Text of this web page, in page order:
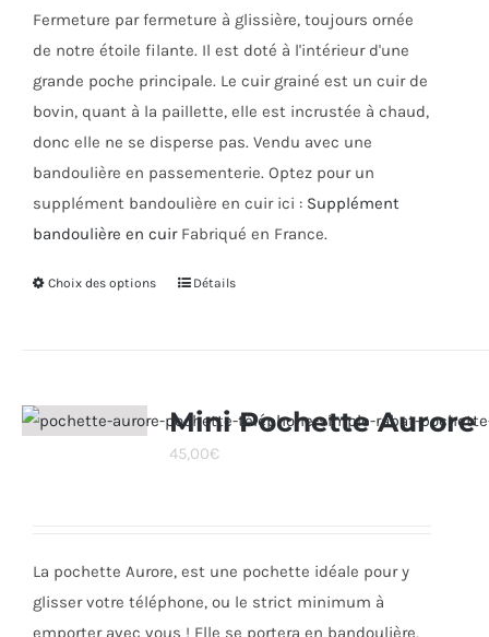
Fermeture par fermeture à glissière, toujours ornée
de notre étoile filante. Il est doté à l'intérieur d'une
grande poche principale. Le cuir grainé est un cuir de
bovin, quant à la paillette, elle est incrustée à chaud,
donc elle ne se disperse pas. Vendu avec une
bandoulière en passementerie. Optez pour un
supplément bandoulière en cuir ici : Supplément
bandoulière en cuirFabriqué en France.
Choix des options
Ce
variations.
Les
Détails
Mini Pochette Aurore
45,00€
La pochette Aurore, est une pochette idéale pour y
glisser votre téléphone, ou le strict minimum à
emporter avec vous ! Elle se portera en bandoulière,